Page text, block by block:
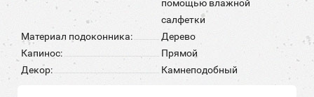
помощью влажной
салфетки
Материал подоконника:
Дерево
Капинос:
Прямой
Декор:
Камнеподобный